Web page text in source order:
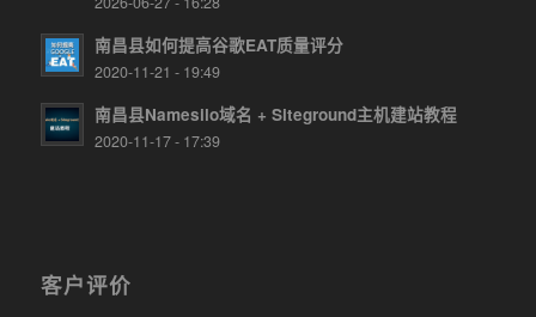
南昌县如何提高谷歌EAT质量评分
2020-11-21 - 19:49
南昌县Namesilo域名 + Siteground主机建站教程
2020-11-17 - 17:39
客户评价